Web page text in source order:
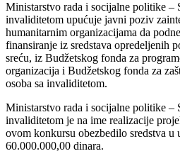
Ministarstvo rada i socijalne politike –
invaliditetom upućuje javni poziv
humanitarnim organizacijama da
finansiranje iz sredstava opredeljenih
sreću, iz Budžetskog fonda za
organizacija i Budžetskog fonda za
osoba sa invaliditetom.
Ministarstvo rada i socijalne politike –
invaliditetom je na ime realizacije
ovom konkursu obezbedilo sredstva u
60.000.000,00 dinara.